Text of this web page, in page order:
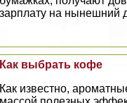
зарплату на нынешний
Как выбрать кофе
Как известно,